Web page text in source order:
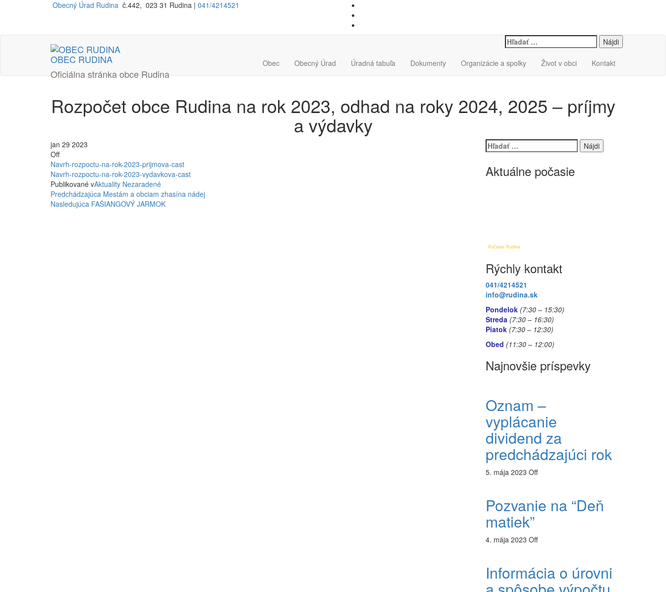
Obecný Úrad Rudina č.442, 023 31 Rudina | 041/4214521
OBEC RUDINA
Oficiálna stránka obce Rudina
Hľadať:
Obec Obecný Úrad Úradná tabuľa Dokumenty Organizácie a spolky Život v obci Kontakt
Rozpočet obce Rudina na rok 2023, odhad na roky 2024, 2025 – príjmy
a výdavky
jan 29 2023
Off
Navrh-rozpoctu-na-rok-2023-prijmova-cast
Navrh-rozpoctu-na-rok-2023-vydavkova-cast
Publikované vAktuality Nezaradené
Navigácia
v
Predchádzajúci
príspevok
Predchádzajúca Mestám a obciam zhasína nádej
Nasledujúci
Nasledujúca FAŠIANGOVÝ JARMOK
Hľadať:
Aktuálne počasie
Počasie Rudina
Rýchly kontakt
041/4214521
info@rudina.sk
Pondelok (7:30 – 15:30)
Streda (7:30 – 16:30)
Piatok (7:30– 12:30)
Obed (11:30– 12:00)
Najnovšie príspevky
Oznam –
vyplácanie
dividend za
predchádzajúci rok
5. mája 2023 Off
Pozvanie na “Deň
matiek”
4. mája 2023 Off
Informácia o úrovni